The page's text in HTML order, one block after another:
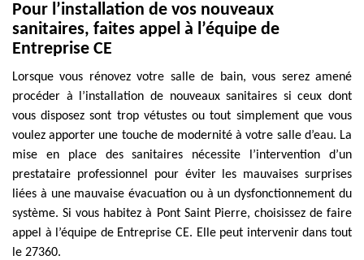
Pour l’installation de vos nouveaux
sanitaires, faites appel à l’équipe de
Entreprise CE
Lorsque vous rénovez votre salle de bain, vous serez amené
procéder à l’installation de nouveaux sanitaires si ceux dont
vous disposez sont trop vétustes ou tout simplement que vous
voulez apporter une touche de modernité à votre salle d’eau. La
mise en place des sanitaires nécessite l’intervention d’un
prestataire professionnel pour éviter les mauvaises surprises
liées à une mauvaise évacuation ou à un dysfonctionnement du
système. Si vous habitez à Pont Saint Pierre, choisissez de faire
appel à l’équipe de Entreprise CE. Elle peut intervenir dans tout
le 27360.